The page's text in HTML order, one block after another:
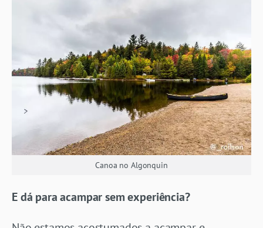
Canoa no Algonquin
E dá para acampar sem experiência?